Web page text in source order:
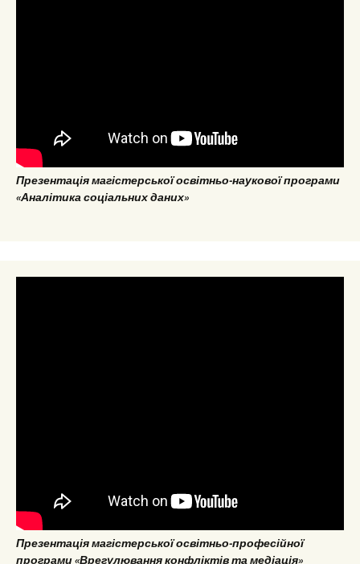
Презентація магістерської освітньо-наукової програми
«Аналітика соціальних даних»
Презентація магістерської освітньо-професійної
програми «Врегулювання конфліктів та медіація»